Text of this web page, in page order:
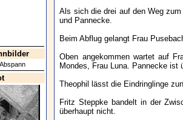
Als sich die drei auf den Weg
und Pannecke.
Beim Abflug gelangt Frau
Oben angekommen wartet auf
Mondes, Frau Luna. Pannecke ist
Theophil lässt die Eindringlinge
Fritz Steppke bandelt in der
überhaupt nicht.